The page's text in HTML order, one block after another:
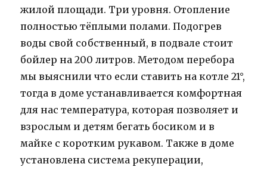
жилой площади. Три уровня. Отопление
полностью тёплыми полами. Подогрев
воды свой собственный, в подвале стоит
бойлер на 200 литров. Методом перебора
мы выяснили что если ставить на котле 21°,
тогда в доме устанавливается комфортная
для нас температура, которая позволяет и
взрослым и детям бегать босиком и в
майке с коротким рукавом. Также в доме
установлена система рекуперации,